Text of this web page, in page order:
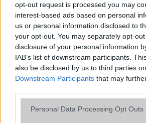
opt-out request is processed you may
interest-based ads based on personal
us or personal information disclosed to
your opt-out. You may separately opt-
disclosure of your personal information
IAB’s list of downstream participants.
also be disclosed by us to third parties
Downstream Participants that may
Please note that this website/app uses
Personal Data Processing Opt Outs
Számos népszerű
készülék kimarad a
frissítésből – itt a lista
modellekről
A One UI 9 érkezése új mesterséges
funkciókat és továbbfejlesztett